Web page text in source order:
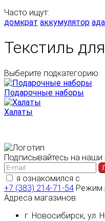
Часто ищут:
домкрат аккумулятор
Текстиль
Выберите подкатегорию
Подарочные наборы
Халаты
Подписывайтесь на наши
я ознакомился с
+7 (383) 214-71-54 Режим
Адреса магазинов:
г. Новосибирск, ул.